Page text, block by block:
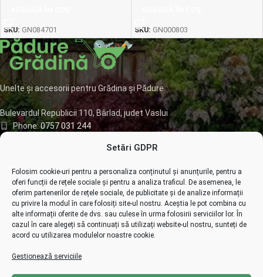
Setări GDPR
Folosim cookie-uri pentru a personaliza conținutul și anunțurile, pentru a
oferi funcții de rețele sociale și pentru a analiza traficul. De asemenea, le
oferim partenerilor de rețele sociale, de publicitate și de analize informații
cu privire la modul în care folosiți site-ul nostru. Aceștia le pot combina cu
alte informații oferite de dvs. sau culese în urma folosirii serviciilor lor. În
cazul în care alegeți să continuați să utilizați website-ul nostru, sunteți de
acord cu utilizarea modulelor noastre cookie.
Gestionează serviciile
SKU: GN084701 SKU: GN000803
Unelte și accesorii pentru Grădina și Pădure
Bulevardul Republicii 110, Bârlad, judet Vaslui
Phone:0757 031 244
CATEGORII DE PRODUSE